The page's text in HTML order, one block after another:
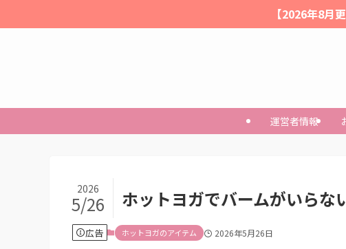
【2026年8月
運営者情報
ホットヨガでバームがいらな
2026
5/26
広告 ホットヨガのアイテム 2026年5月26日